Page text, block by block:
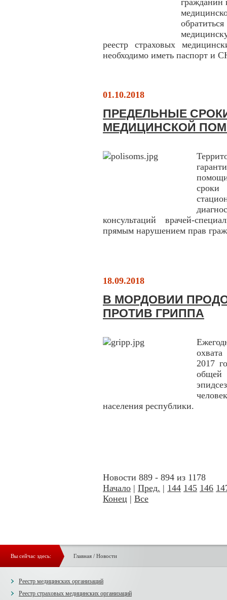
гражданин
реестр страховых
необходимо иметь паспорт и
01.10.2018
ПРЕДЕЛЬНЫЕ
МЕДИЦИНСКОЙ
консультаций врачей-
прямым нарушением прав
18.09.2018
В МОРДОВИИ
ПРОТИВ ГРИППА
2017
общей
населения республики.
Новости 889 - 894 из 1178
Начало | Пред. | 144 145 146
Конец | Все
Вы сейчас здесь: Главная/ Новости
Реестр медицинских организаций
Реестр страховых медицинских организаций